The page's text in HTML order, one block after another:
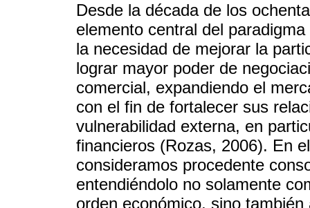
Desde la década de los
elemento central del
la necesidad de mejorar la
lograr mayor poder de
comercial, expandiendo el
con el fin de fortalecer sus
vulnerabilidad externa, en
financieros (Rozas, 2006). En
consideramos procedente
entendiéndolo no solamente
orden económico, sino